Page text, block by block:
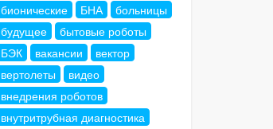
бионические
БНА
больницы
будущее
бытовые роботы
БЭК
вакансии
вектор
вертолеты
видео
внедрения роботов
внутритрубная диагностика